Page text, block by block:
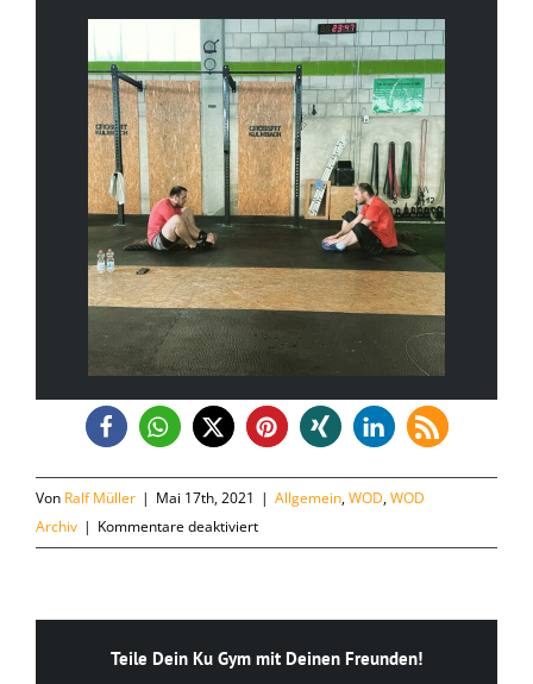
Von Ralf Müller | Mai 17th, 2021 | Allgemein,WOD,WOD
Archiv | Kommentare deaktiviertfür
Montag,
Teile Dein Ku Gym mit Deinen Freunden!